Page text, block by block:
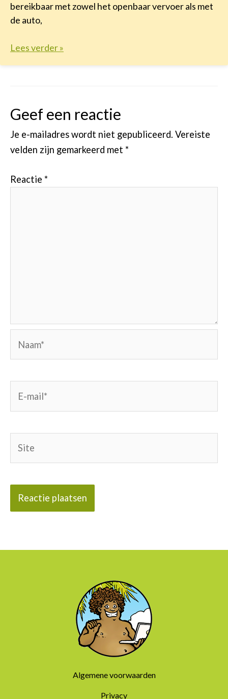
bereikbaar met zowel het openbaar vervoer als met
de auto,
Lees verder »
Geef een reactie
Je e-mailadres wordt niet gepubliceerd. Vereiste
velden zijn gemarkeerd met *
Reactie *
mail*
Algemene voorwaarden
Privacy